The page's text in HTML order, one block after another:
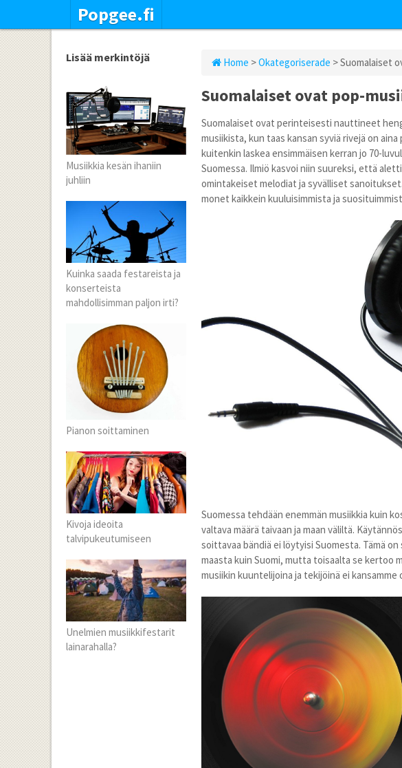
Popgee.fi
Home >Okategoriserade > Suomalaiset
Suomalaiset ovat pop-
Suomalaiset ovat perinteisesti nauttineet
musiikista, kun taas kansan syviä rivejä on
kuitenkin laskea ensimmäisen kerran jo 70-
Suomessa. Ilmiö kasvoi niin suureksi, että
omintakeiset melodiat ja syvälliset
monet kaikkein kuuluisimmista ja
Suomessa tehdään enemmän musiikkia kuin
valtava määrä taivaan ja maan väliltä.
soittavaa bändiä ei löytyisi Suomesta. Tämä
maasta kuin Suomi, mutta toisaalta se kertoo
musiikin kuuntelijoina ja tekijöinä ei
Lisää merkintöjä
Musiikkia kesän ihaniin
juhliin
Kuinka saada festareista ja
konserteista
mahdollisimman paljon irti?
Pianon soittaminen
Kivoja ideoita
talvipukeutumiseen
Unelmien musiikkifestarit
lainarahalla?